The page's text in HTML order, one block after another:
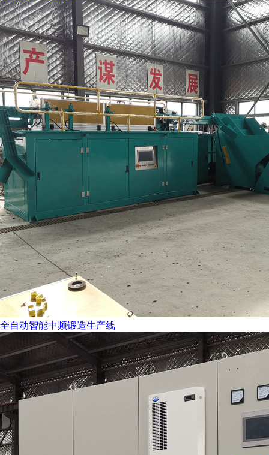
全自动智能中频锻造生产线